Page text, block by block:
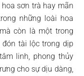
sơn trà hay mãn
những loài hoa
còn là một trong
tài lộc trong dịp
linh, phong thủy
cho sự dịu dàng,